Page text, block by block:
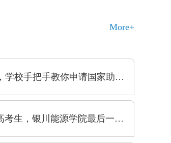
More+
银能萌新们，学校手把手教你申请国家助学贷款！快收藏
@宁夏全体高考生，银川能源学院最后一次征集志愿，圆你本科梦！